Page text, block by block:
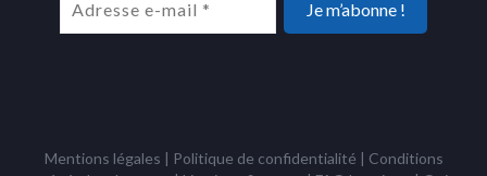
Mentions légales | Politique de confidentialité | Conditions